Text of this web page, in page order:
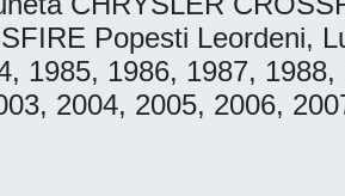
Popesti Leordeni,
1985, 1986, 1987,
2004, 2005, 2006,